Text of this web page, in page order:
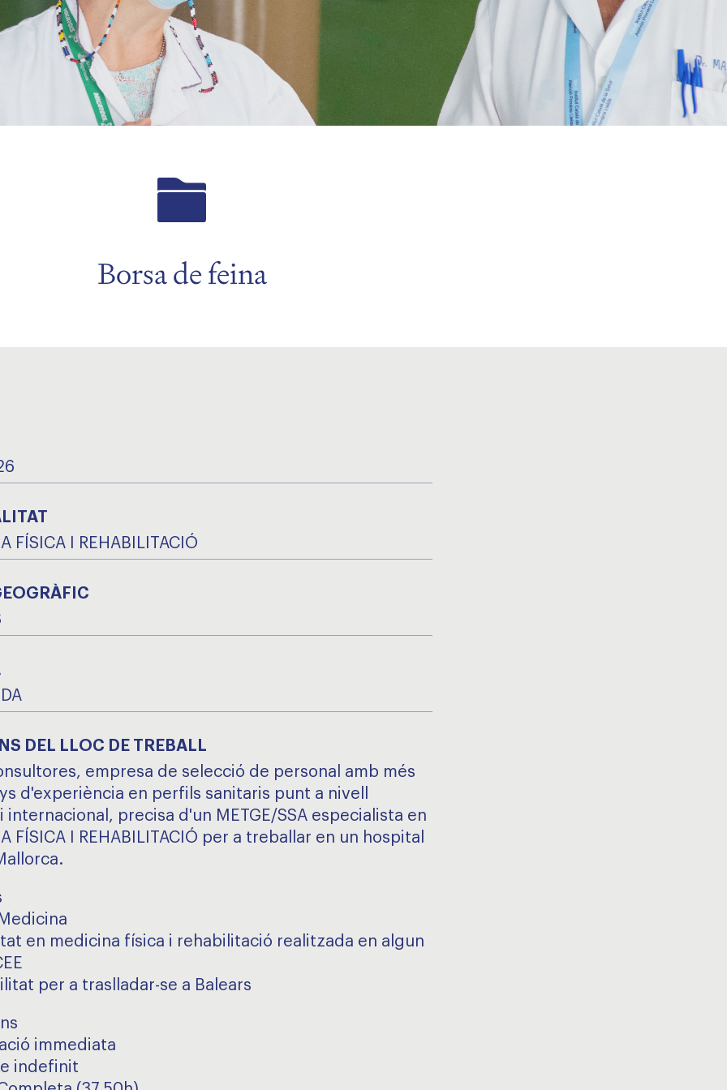
Borsa de feina
FÍSICA I REHABILITACIÓ
DEL LLOC DE TREBALL
empresa de selecció de personal amb més
d'experiència en perfils sanitaris punt a nivell
internacional, precisa d'un METGE/SSA especialista en
FÍSICA I REHABILITACIÓ per a treballar en un hospital
en medicina física i rehabilitació realitzada en algun
per a traslladar-se a Balears
immediata
indefinit